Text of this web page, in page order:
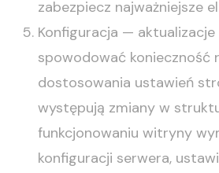
zabezpiecz najważniejsze
Konfiguracja — aktualizacje
spowodować konieczność
dostosowania ustawień
występują zmiany w
funkcjonowaniu witryny
konfiguracji serwera,